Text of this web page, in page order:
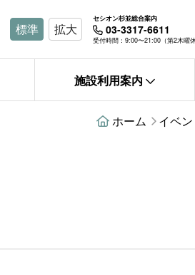
標準 拡大
セシオン杉並総合案内
03-3317-6611
受付時間：9:00〜21:00（第2木曜
施設利用案内
ホーム イベ